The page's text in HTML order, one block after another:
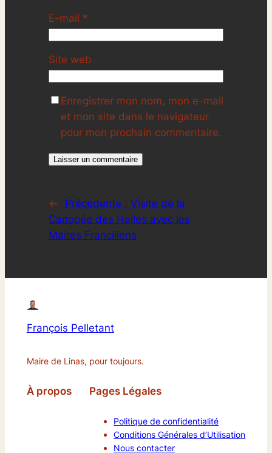
E-mail *
Site web
Enregistrer mon nom, mon e-mail
et mon site dans le navigateur
pour mon prochain commentaire.
← Précédente : Visite de la
Canopée des Halles avec les
Maires Franciliens
François Pelletant
Maire de Linas, pour toujours.
À propos Pages Légales
Politique de confidentialité
Conditions Générales d’Utilisation
Nous contacter